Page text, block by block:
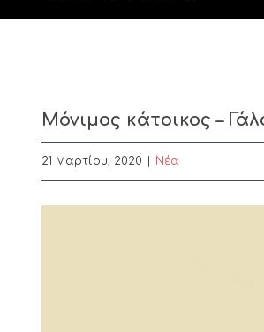
Μόνιμος κάτοικος –
21 Μαρτίου, 2020 Nέα